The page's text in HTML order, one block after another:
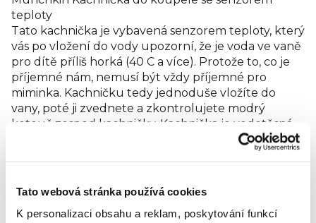
Tato webová stránka používá cookies
K personalizaci obsahu a reklam, poskytování funkcí
teploty
Tato kachnička je vybavená senzorem teploty, který
vás po vložení do vody upozorní, že je voda ve vaně
pro dítě příliš horká (40 C a více). Protože to, co je
příjemné nám, nemusí být vždy příjemné pro
miminka. Kachničku tedy jednoduše vložíte do
vany, poté ji zvednete a zkontrolujete modrý
kotouč zespod kachničky. Kachnička je vodotěsná,
odolná proti plísním a pro miminko bude i tou
•senzor teploty
•odolná proti plísním
•hračka do vody